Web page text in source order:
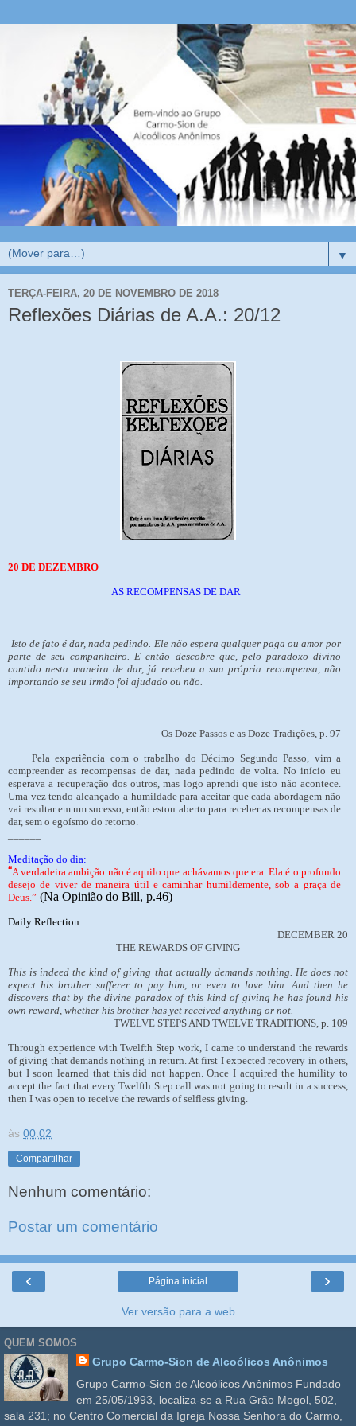
▼
TERÇA-FEIRA, 20 DE NOVEMBRO DE 2018
Reflexões Diárias de A.A.: 20/12
20 DE DEZEMBRO
AS RECOMPENSAS DE DAR
Isto de fato é dar, nada pedindo. Ele não espera qualquer paga ou amor por
parte de seu companheiro. E então descobre que, pelo paradoxo divino
contido nesta maneira de dar, já recebeu a sua própria recompensa, não
importando se seu irmão foi ajudado ou não.
Os Doze Passos e as Doze Tradições, p. 97
Pela experiência com o trabalho do Décimo Segundo Passo, vim a
compreender as recompensas de dar, nada pedindo de volta. No início eu
esperava a recuperação dos outros, mas logo aprendi que isto não acontece.
Uma vez tendo alcançado a humildade para aceitar que cada abordagem não
vai resultar em um sucesso, então estou aberto para receber as recompensas de
dar, sem o egoísmo do retorno.
Meditação do dia:
“A verdadeira ambição não é aquilo que achávamos que era. Ela é o profundo
desejo de viver de maneira útil e caminhar humildemente, sob a graça de
Deus.” (Na Opinião do Bill, p.46)
Daily Reflection
DECEMBER 20
THE REWARDS OF GIVING
This is indeed the kind of giving that actually demands nothing. He does not
expect his brother sufferer to pay him, or even to love him. And then he
discovers that by the divine paradox of this kind of giving he has found his
own reward, whether his brother has yet received anything or not.
TWELVE STEPS AND TWELVE TRADITIONS, p. 109
Through experience with Twelfth Step work, I came to understand the rewards
of giving that demands nothing in return. At first I expected recovery in others,
but I soon learned that this did not happen. Once I acquired the humility to
accept the fact that every Twelfth Step call was not going to result in a success,
then I was open to receive the rewards of selfless giving.
às 00:02
Compartilhar
Nenhum comentário:
Postar um comentário
‹ ›
Página inicial
Ver versão para a web
QUEM SOMOS
Grupo Carmo-Sion de Alcoólicos Anônimos
Grupo Carmo-Sion de Alcoólicos Anônimos Fundado
em 25/05/1993, localiza-se a Rua Grão Mogol, 502,
sala 231; no Centro Comercial da Igreja Nossa Senhora do Carmo,